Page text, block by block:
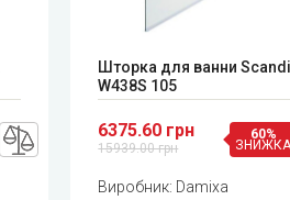
Шторка для ванни
W438S 105
6375.60 грн
15939.00 грн
60%
Виробник: Damixa